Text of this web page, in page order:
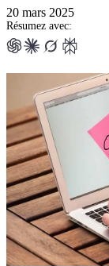
20 mars 2025
Résumez avec: